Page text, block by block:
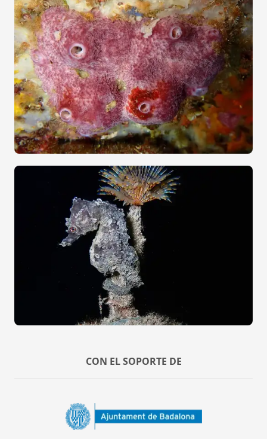
CON EL SOPORTE DE